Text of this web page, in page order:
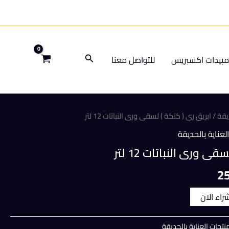
اكسبريس للتواصل معنا البحث
/ ابريق رى ( كنكة ) لسقى ورى النباتات 12 لتر
بالحديقة
النباتات 12 لتر
الحالي
هو:
الان
العناية بالحديقة